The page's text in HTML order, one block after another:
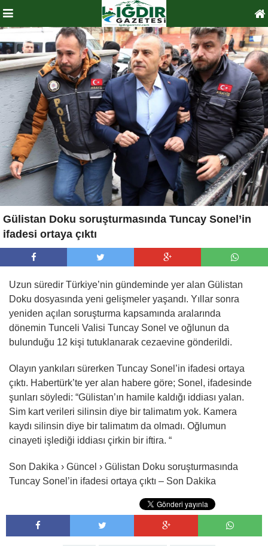
Gülistan Doku soruşturmasında Tuncay Sonel’in
ifadesi ortaya çıktı
Uzun süredir Türkiye’nin gündeminde yer alan Gülistan
Doku dosyasında yeni gelişmeler yaşandı. Yıllar sonra
yeniden açılan soruşturma kapsamında aralarında
dönemin Tunceli Valisi Tuncay Sonel ve oğlunun da
bulunduğu 12 kişi tutuklanarak cezaevine gönderildi.
Olayın yankıları sürerken Tuncay Sonel’in ifadesi ortaya
çıktı. Habertürk’te yer alan habere göre; Sonel, ifadesinde
şunları söyledi: “Gülistan’ın hamile kaldığı iddiası yalan.
Sim kart verileri silinsin diye bir talimatım yok. Kamera
kaydı silinsin diye bir talimatım da olmadı. Oğlumun
cinayeti işlediği iddiası çirkin bir iftira. “
Son Dakika › Güncel › Gülistan Doku soruşturmasında
Tuncay Sonel’in ifadesi ortaya çıktı – Son Dakika